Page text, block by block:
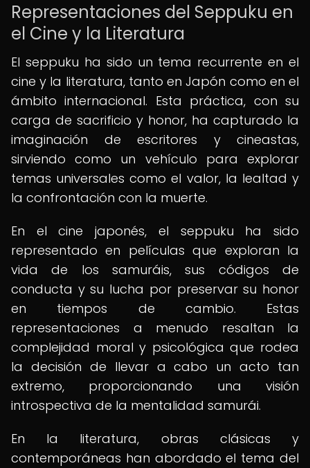
Representaciones del Seppuku en
el Cine y la Literatura
El seppuku ha sido un tema recurrente en el
cine y la literatura, tanto en Japón como en el
ámbito internacional. Esta práctica, con su
carga de sacrificio y honor, ha capturado la
imaginación de escritores y cineastas,
sirviendo como un vehículo para explorar
temas universales como el valor, la lealtad y
la confrontación con la muerte.
En el cine japonés, el seppuku ha sido
representado en películas que exploran la
vida de los samuráis, sus códigos de
conducta y su lucha por preservar su honor
en tiempos de cambio. Estas
representaciones a menudo resaltan la
complejidad moral y psicológica que rodea
la decisión de llevar a cabo un acto tan
extremo, proporcionando una visión
introspectiva de la mentalidad samurái.
En la literatura, obras clásicas y
contemporáneas han abordado el tema del